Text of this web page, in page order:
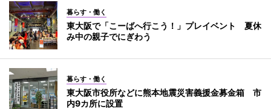
暮らす・働く
東大阪で「こーばへ行こう！」プレイベント 夏休
み中の親子でにぎわう
暮らす・働く
東大阪市役所などに熊本地震災害義援金募金箱 市
内9カ所に設置